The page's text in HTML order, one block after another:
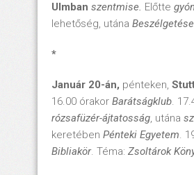
Ulmban szentmise. Előtte
lehetőség, utána
*
Január 20-án, pénteken,
16.00 órakor Barátságklub.
rózsafüzér-ájtatosság, utána
keretében Pénteki Egyetem.
Bibliakör. Téma: Zsoltárok